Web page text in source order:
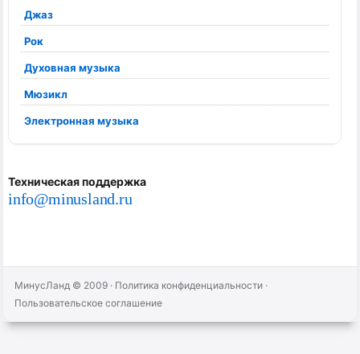
Джаз
Рок
Духовная музыка
Мюзикл
Электронная музыка
Техническая поддержка
info@minusland.ru
МинусЛанд © 2009 · Политика конфиденциальности ·
Пользовательское соглашение